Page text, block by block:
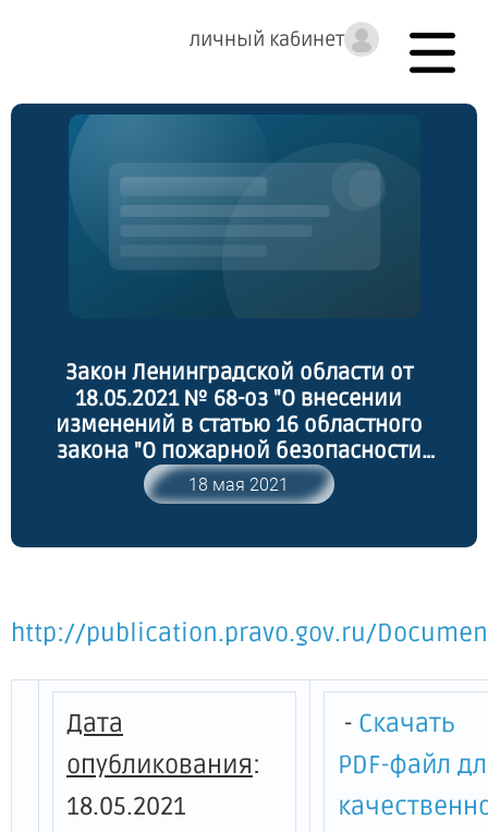
личный кабинет
Закон Ленинградской области от
18.05.2021 № 68-оз "О внесении
изменений в статью 16 областного
закона "О пожарной безопасности
Ленинградской области"
18 мая 2021
http://publication.pravo.gov.ru/
Дата
опубликования:
18.05.2021
- Скачать
PDF-файл